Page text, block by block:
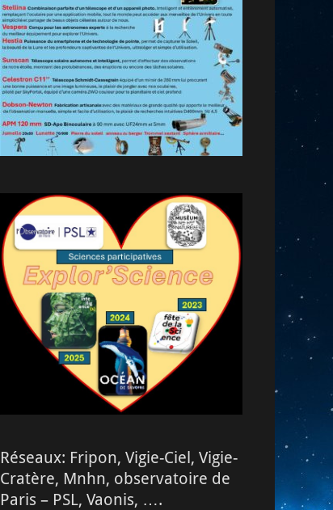
Réseaux: Fripon, Vigie-Ciel, Vigie-
Cratère, Mnhn, observatoire de
Paris – PSL, Vaonis, ….